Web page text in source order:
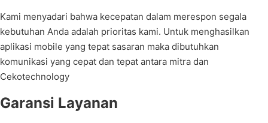
Kami menyadari bahwa kecepatan dalam merespon segala
kebutuhan Anda adalah prioritas kami. Untuk menghasilkan
aplikasi mobile yang tepat sasaran maka dibutuhkan
komunikasi yang cepat dan tepat antara mitra dan
Cekotechnology
Garansi Layanan